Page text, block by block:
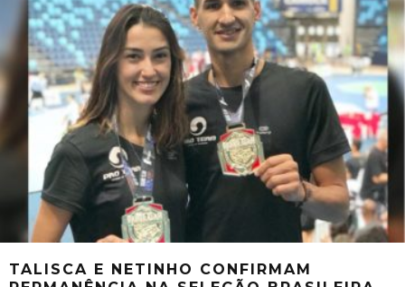
TALISCA E NETINHO CONFIRMAM